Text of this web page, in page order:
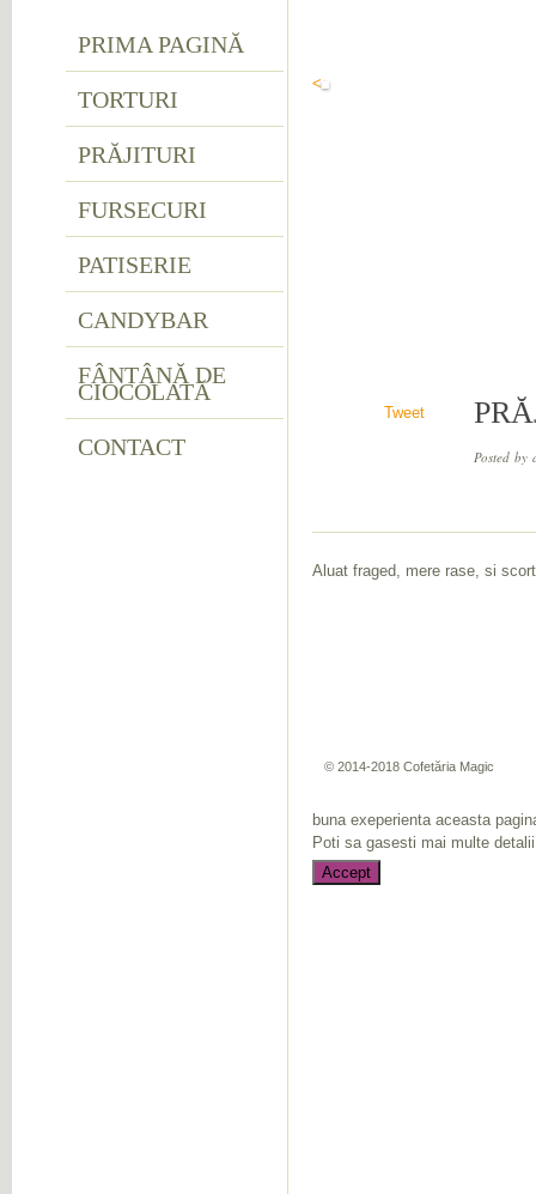
PRIMA PAGINĂ
TORTURI
PRĂJITURI
FURSECURI
PATISERIE
CANDYBAR
FÂNTÂNĂ DE
CIOCOLATĂ
CONTACT
<
Posted
Tweet
Aluat fraged, mere rase, si
© 2014-2018 Cofetăria Magic
buna exeperienta aceasta
Poti sa gasesti mai multe
Accept